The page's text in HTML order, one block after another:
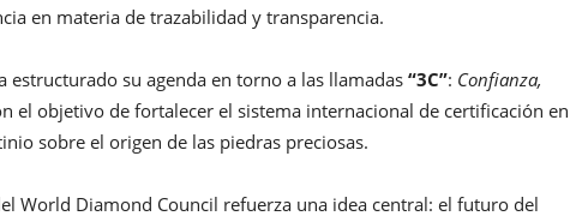
en materia de trazabilidad y transparencia.
estructurado su agenda en torno a las llamadas “3C”: Confianza,
el objetivo de fortalecer el sistema internacional de certificación en
sobre el origen de las piedras preciosas.
World Diamond Council refuerza una idea central: el futuro del